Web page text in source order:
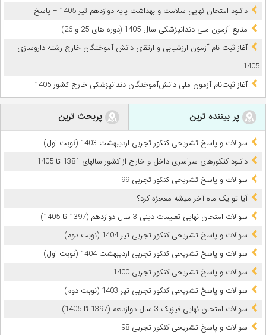
دانلود امتحان نهایی سلامت و بهداشت پایه دوازدهم تیر 1405 + پاسخ
ﻣﻨﺎﺑﻊ آزﻣﻮن ﻣﻠﯽ دندانپزشکی سال 1405 (دوره های 25 و 26)
آغاز ثبت نام آزمون‌ ارزشیابی و ارتقای دانش آموختگان خارج رشته داروسازی
1405
آغاز ثبت‌نام آزمون ملی دانش‌آموختگان دندانپزشکی خارج کشور 1405
پر بیننده ترین پربحث ترین
سوالات و پاسخ تشریحی کنکور تجربی اردیبهشت 1403 (نوبت اول)
دانلود کنکورهای سراسری داخل و خارج از کشور سالهای 1381 تا 1405
سوالات و پاسخ تشریحی کنکور تجربی 99
آیا تو یک ماه آخر میشه معجزه کرد؟
سوالات امتحان نهایی تعلیمات دینی 3 سال دوازدهم (1397 تا 1405)
سوالات و پاسخ تشریحی کنکور تجربی تیر 1404 (نوبت دوم)
سوالات و پاسخ تشریحی کنکور تجربی اردیبهشت 1404 (نوبت اول)
سوالات و پاسخ تشریحی کنکور تجربی 1400
سوالات و پاسخ تشریحی کنکور تجربی تیر 1403 (نوبت دوم)
سوالات امتحان نهایی فیزیک 3 سال دوازدهم (1397 تا 1405)
سوالات و پاسخ تشریحی کنکور تجربی 98